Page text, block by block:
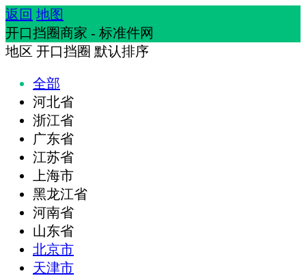
返回 地图
开口挡圈商家 - 标准件网
地区 开口挡圈 默认排序
全部
河北省
浙江省
广东省
江苏省
上海市
黑龙江省
河南省
山东省
北京市
天津市